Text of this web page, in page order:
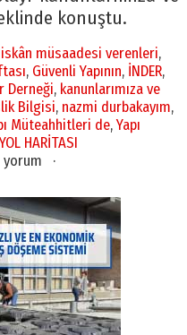
konuştu.
müsaadesi verenleri,
, Güvenli Yapının, İNDER,
Derneği, kanunlarımıza ve
Bilgisi, nazmi durbakayım,
Müteahhitleri de,Yapı
YOL HARİTASI
yorum ·